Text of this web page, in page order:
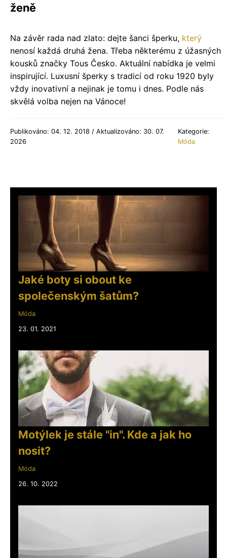
ženě
Na závěr rada nad zlato: dejte šanci šperku, který
nenosí každá druhá žena. Třeba některému z úžasných
kousků značky Tous Česko. Aktuální nabídka je velmi
inspirující. Luxusní šperky s tradicí od roku 1920 byly
vždy inovativní a nejinak je tomu i dnes. Podle nás
skvělá volba nejen na Vánoce!
Publikováno: 04. 12. 2018 / Aktualizováno: 30. 07.
2026
Kategorie:
Móda
Jaké boty si obout ke
společenským šatům?
Móda
23. 01. 2021
Motýlek je stále "in". Kde a jak ho
nosit?
Móda
26. 10. 2022